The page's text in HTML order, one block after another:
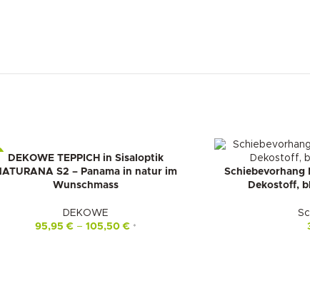
DEKOWE TEPPICH in Sisaloptik
S2 – Panama in natur im
Wunschmass
DEKOWE
95,95€– 105,50€ *
Schiebevorhang
Dekostoff,